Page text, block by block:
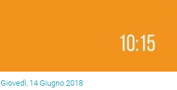
Giovedì, 14 Giugno 2018